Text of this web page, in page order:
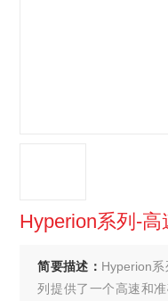
Hyperion系列-
简要描述： Hyperion
列提供了一个高速和